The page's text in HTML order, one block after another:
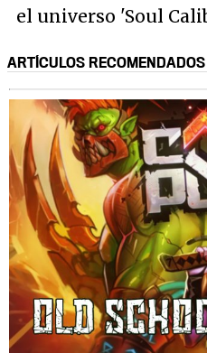
el universo 'Soul
ARTÍCULOS RECOMENDADOS